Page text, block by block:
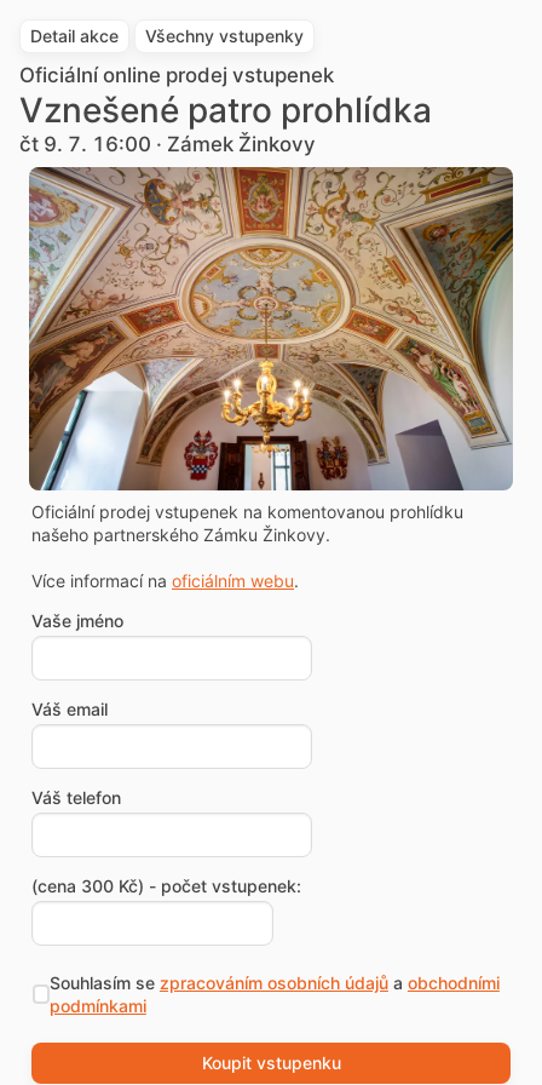
Detail akce Všechny vstupenky
Oficiální online prodej vstupenek
Vznešené patro prohlídka
čt 9. 7. 16:00 · Zámek Žinkovy
Oficiální prodej vstupenek na komentovanou prohlídku
našeho partnerského Zámku Žinkovy.
Více informací na oficiálním webu.
Vaše jméno
Váš email
Váš telefon
(cena 300 Kč) - počet vstupenek:
Souhlasím se zpracováním osobních údajůa obchodními
podmínkami
Koupit vstupenku